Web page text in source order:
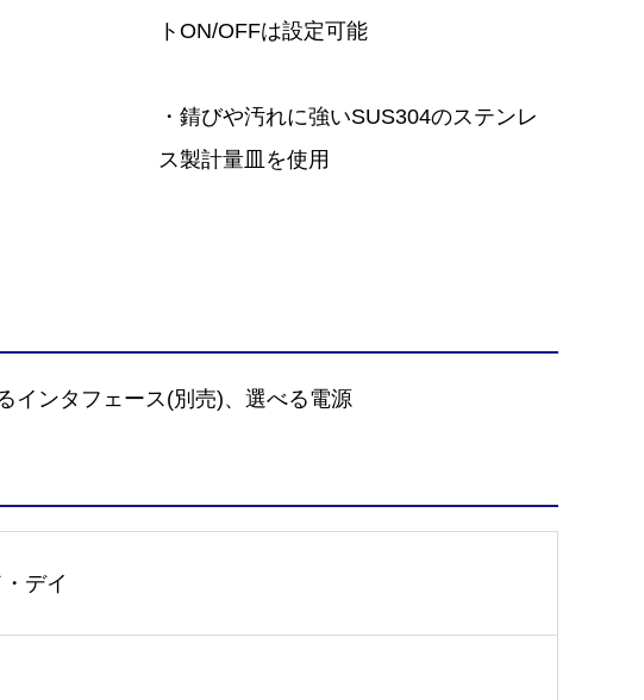
トON/OFFは設定可能
・錆びや汚れに強いSUS304のステンレ
ス製計量皿を使用
インタフェース(別売)、選べる電源
デイ